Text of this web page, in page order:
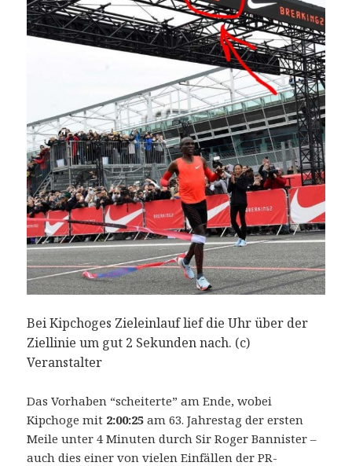
Bei Kipchoges Zieleinlauf lief die Uhr über der
Ziellinie um gut 2 Sekunden nach. (c)
Veranstalter
Das Vorhaben “scheiterte” am Ende, wobei
Kipchoge mit 2:00:25 am 63. Jahrestag der ersten
Meile unter 4 Minuten durch Sir Roger Bannister –
auch dies einer von vielen Einfällen der PR-